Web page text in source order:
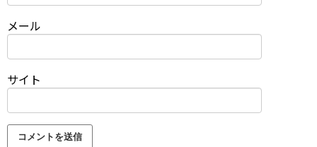
メール
サイト